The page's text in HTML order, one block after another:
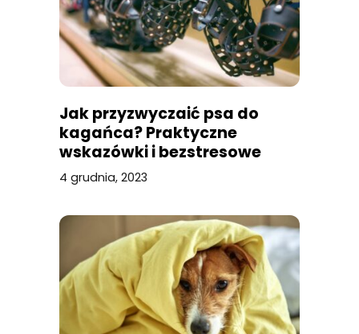
Jak przyzwyczaić psa do
kagańca? Praktyczne
wskazówki i bezstresowe
metody
4 grudnia, 2023